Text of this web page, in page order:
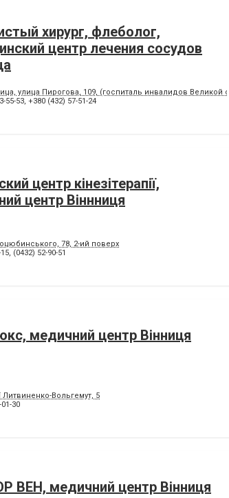
хирург, флеболог,
центр лечения сосудов
улица Пирогова, 109, (госпиталь инвалидов Великой
55-53, +380 (432) 57-51-24
центр кінезітерапії,
центр Віннниця
78, 2-ий поверх
, (0432) 52-90-51
медичний центр Вінниця
Литвиненко-Вольгемут, 5
30
ВЕН, медичний центр Вінниця